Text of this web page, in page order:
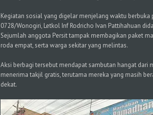
Kegiatan sosial yang digelar menjelang waktu
0728/Wonogiri, Letkol Inf Rodricho Ivan Pattihahuan
Sejumlah anggota Persit tampak membagikan paket
roda empat, serta warga sekitar yang melintas.
Aksi berbagi tersebut mendapat sambutan hangat dari
menerima takjil gratis, terutama mereka yang masih
dekat.